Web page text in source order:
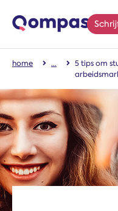
home
5 tips om